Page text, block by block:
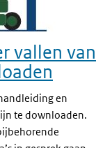
vallen van
en
te downloaden.